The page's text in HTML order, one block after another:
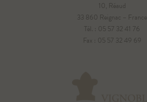
10, Réaud
33 860 Reignac – France
Tél. : 05 57 32 41 76
Fax : 05 57 32 49 69